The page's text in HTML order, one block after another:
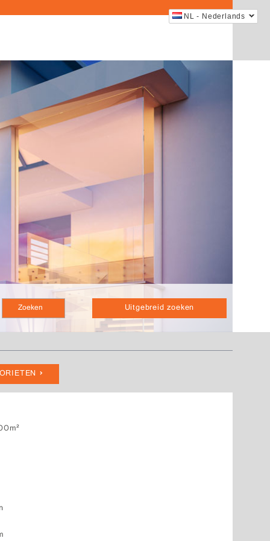
NL - Nederlands
Uitgebreid zoeken